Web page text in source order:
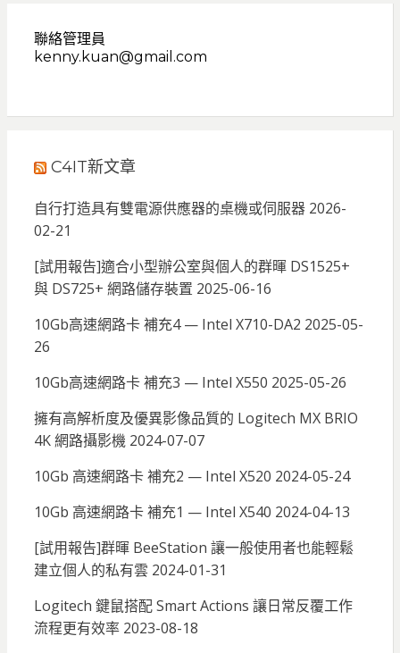
聯絡管理員
kenny.kuan@gmail.com
C4IT新文章
自行打造具有雙電源供應器的桌機或伺服器 2026-
02-21
[試用報告]適合小型辦公室與個人的群暉 DS1525+
與 DS725+ 網路儲存裝置 2025-06-16
10Gb高速網路卡 補充4 — Intel X710-DA2 2025-05-
26
10Gb高速網路卡 補充3 — Intel X550 2025-05-26
擁有高解析度及優異影像品質的 Logitech MX BRIO
4K 網路攝影機 2024-07-07
10Gb 高速網路卡 補充2 — Intel X520 2024-05-24
10Gb 高速網路卡 補充1 — Intel X540 2024-04-13
[試用報告]群暉 BeeStation 讓一般使用者也能輕鬆
建立個人的私有雲 2024-01-31
Logitech 鍵鼠搭配 Smart Actions 讓日常反覆工作
流程更有效率 2023-08-18